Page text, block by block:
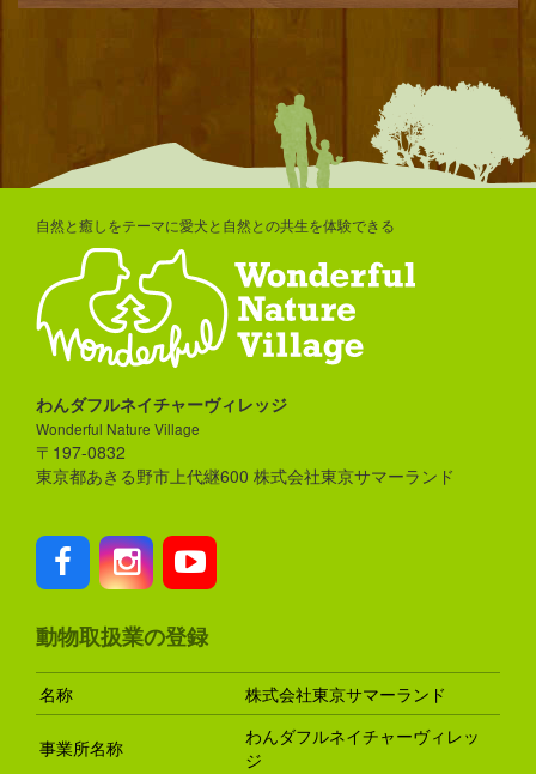
自然と癒しをテーマに愛犬と自然との共生を体験できる
わんダフルネイチャーヴィレッジ
Wonderful Nature Village
〒197-0832
東京都あきる野市上代継600 株式会社東京サマーランド
動物取扱業の登録
名称 株式会社東京サマーランド
事業所名称
わんダフルネイチャーヴィレッ
ジ